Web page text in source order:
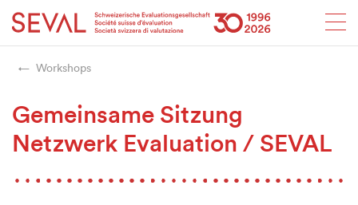
Startseite
Weiter zur Hauptnavigation
Weiter zum Inhalt
Weiter zur Kontaktseite
Weiter zur Sitemap
Weiter zur Suche
Weiter zum Login SEVAL
Workshops
Gemeinsame Sitzung
Netzwerk Evaluation / SEVAL